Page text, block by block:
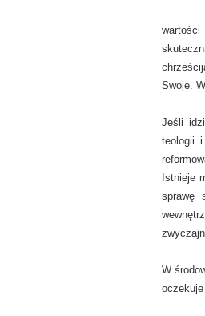
Swoje.
Jeśli
teologii
Istnieje
sprawę
W